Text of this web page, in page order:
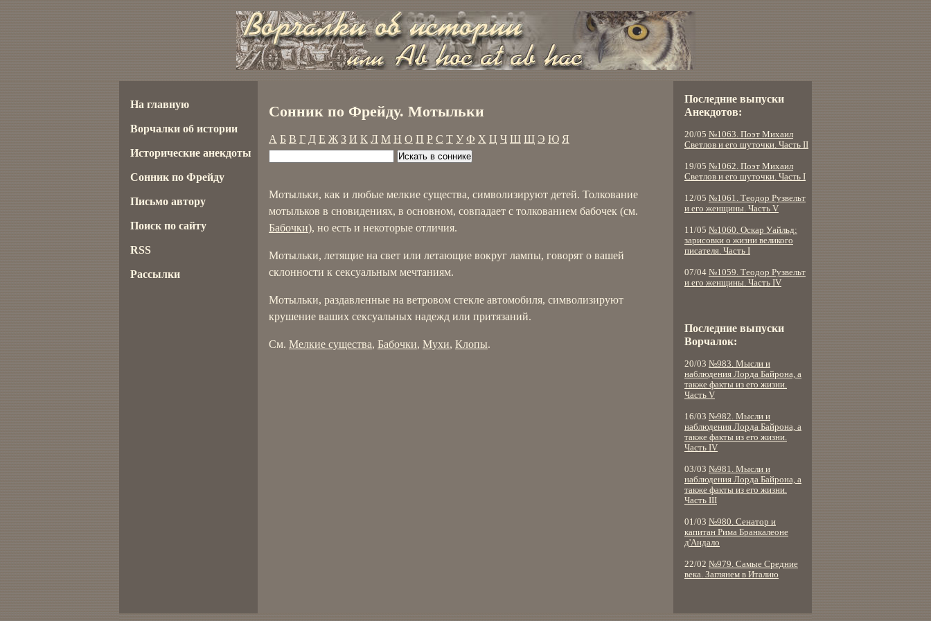
Сонник по Фрейду. Мотыльки
А Б В Г Д Е Ж З И К Л М Н О П Р С Т У Ф Х Ц Ч Ш Щ Э Ю Я
Мотыльки, как и любые мелкие существа, символизируют детей. Толкование
мотыльков в сновидениях, в основном, совпадает с толкованием бабочек (см.
Бабочки), но есть и некоторые отличия.
Мотыльки, летящие на свет или летающие вокруг лампы, говорят о вашей
склонности к сексуальным мечтаниям.
Мотыльки, раздавленные на ветровом стекле автомобиля, символизируют
крушение ваших сексуальных надежд или притязаний.
См. Мелкие существа, Бабочки, Мухи, Клопы.
На главную
Ворчалки об истории
Исторические анекдоты
Сонник по Фрейду
Письмо автору
Поиск по сайту
RSS
Рассылки
Последние выпуски
Анекдотов:
20/05 №1063. Поэт Михаил
Светлов и его шуточки. Часть II
19/05 №1062. Поэт Михаил
Светлов и его шуточки. Часть I
12/05 №1061. Теодор Рузвельт
и его женщины. Часть V
11/05 №1060. Оскар Уайльд:
зарисовки о жизни великого
писателя. Часть I
07/04 №1059. Теодор Рузвельт
и его женщины. Часть IV
Последние выпуски
Ворчалок:
20/03 №983. Мысли и
наблюдения Лорда Байрона, а
также факты из его жизни.
Часть V
16/03 №982. Мысли и
наблюдения Лорда Байрона, а
также факты из его жизни.
Часть IV
03/03 №981. Мысли и
наблюдения Лорда Байрона, а
также факты из его жизни.
Часть III
01/03 №980. Сенатор и
капитан Рима Бранкалеоне
д'Андало
22/02 №979. Самые Средние
века. Заглянем в Италию